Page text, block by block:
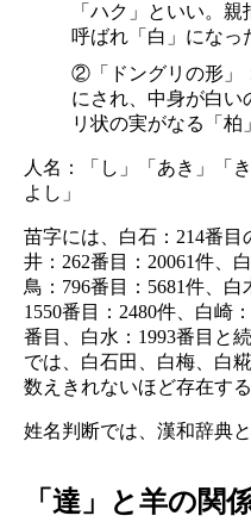
「ハク」といい。
呼ばれ「白」になっ
②「ドングリの形」
にされ、中身が白い
リ状の実がなる「柏
人名：「し」「あき」「
よし」
苗字には、白石：214番目
井：262番目：20061件、
鳥：796番目：5681件、白
1550番目：2480件、白崎
番目、白水：1993番目と
では、白石田、白梅、白
数えきれないほど存在する
姓名判断では、漢和辞典
「達」と羊の関